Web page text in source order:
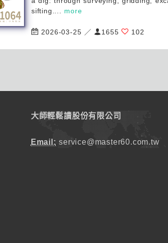
sifting.... more
2026-03-25 ／ 1655 102
大師輕鬆讀股份有限公司
Email: service@master60.com.tw